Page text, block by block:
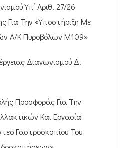
Υπ’ Αριθ. 27/26
Για Την «Υποστήριξη Με
Α/Κ Πυροβόλων M109»
Διαγωνισμού Δ.
Προσφοράς Για Την
Και Εργασία
Γαστροσκοπίου Του